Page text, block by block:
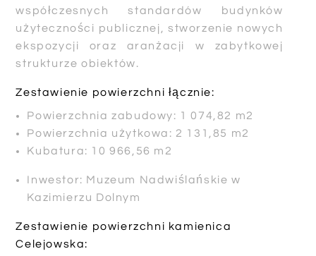
współczesnych standardów budynków
użyteczności publicznej, stworzenie nowych
ekspozycji oraz aranżacji w zabytkowej
strukturze obiektów.
Zestawienie powierzchni łącznie:
Powierzchnia zabudowy: 1 074,82 m2
Powierzchnia użytkowa: 2 131,85 m2
Kubatura: 10 966,56 m2
Inwestor: Muzeum Nadwiślańskie w
Kazimierzu Dolnym
Zestawienie powierzchni kamienica
Celejowska: